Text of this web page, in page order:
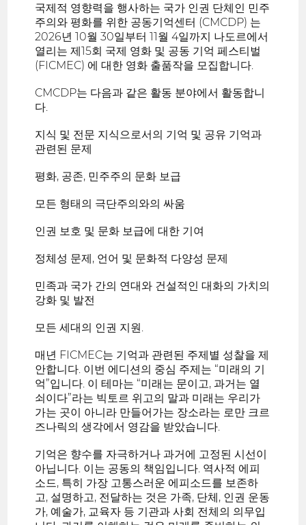
국제적 영향력을 행사하는 국가 인권 단체인 민주
주의와 평화를 위한 공동기억센터 (CMCDP) 는
2026년 10월 30일부터 11월 4일까지 나도르에서
열리는 제15회 국제 영화 및 공동 기억 페스티벌
(FICMEC) 에 대한 영화 출품작을 모집합니다.
CMCDP는 다음과 같은 활동 분야에서 활동합니
다.
지식 및 전문 지식으로서의 기억 및 공유 기억과
관련된 문제
평화, 공존, 민주주의 문화 보급
모든 형태의 극단주의와의 싸움
인권 보호 및 문화 보급에 대한 기여
정체성 문제, 언어 및 문화적 다양성 문제
민족과 국가 간의 연대와 건설적인 대화의 가치의
강화 및 발전
모든 세대의 인권 지원.
매년 FICMEC는 기억과 관련된 주제별 성찰을 제
안합니다. 이번 에디션의 중심 주제는 “미래의 기
억”입니다. 이 테마는 “미래는 문이고, 과거는 열
쇠이다”라는 빅토르 위고의 말과 미래는 우리가
가는 곳이 아니라 만들어가는 장소라는 로만 크르
즈나릭의 생각에서 영감을 받았습니다.
기억은 향수를 자극하거나 과거에 고정된 시선이
아닙니다. 이는 공동의 책임입니다. 역사적 에피
소드, 특히 가장 고통스러운 에피소드를 보존하
고, 설명하고, 전달하는 것은 가족, 단체, 인권 운동
가, 예술가, 교육자 등 기관과 사회 전체의 의무입